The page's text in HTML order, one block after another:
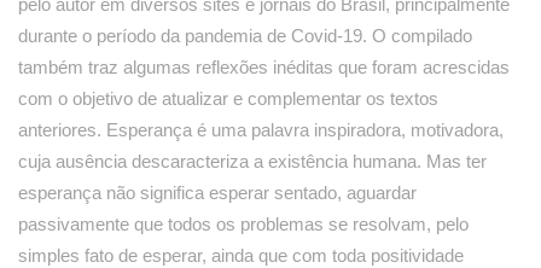
pelo autor em diversos sites e jornais do Brasil, principalmente
durante o período da pandemia de Covid-19. O compilado
também traz algumas reflexões inéditas que foram acrescidas
com o objetivo de atualizar e complementar os textos
anteriores. Esperança é uma palavra inspiradora, motivadora,
cuja ausência descaracteriza a existência humana. Mas ter
esperança não significa esperar sentado, aguardar
passivamente que todos os problemas se resolvam, pelo
simples fato de esperar, ainda que com toda positividade